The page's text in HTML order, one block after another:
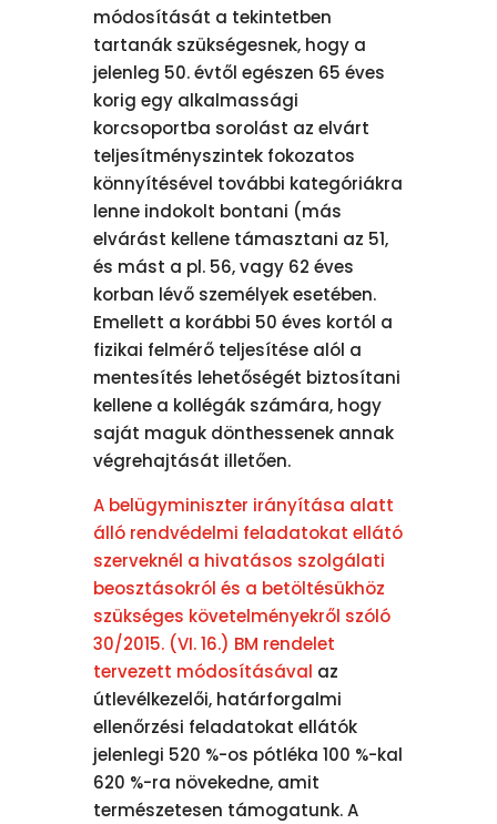
módosítását a tekintetben
tartanák szükségesnek, hogy a
jelenleg 50. évtől egészen 65 éves
korig egy alkalmassági
korcsoportba sorolást az elvárt
teljesítményszintek fokozatos
könnyítésével további kategóriákra
lenne indokolt bontani (más
elvárást kellene támasztani az 51,
és mást a pl. 56, vagy 62 éves
korban lévő személyek esetében.
Emellett a korábbi 50 éves kortól a
fizikai felmérő teljesítése alól a
mentesítés lehetőségét biztosítani
kellene a kollégák számára, hogy
saját maguk dönthessenek annak
végrehajtását illetően.
A belügyminiszter irányítása alatt
álló rendvédelmi feladatokat ellátó
szerveknél a hivatásos szolgálati
beosztásokról és a betöltésükhöz
szükséges követelményekről szóló
30/2015. (VI. 16.) BM rendelet
tervezett módosításával az
útlevélkezelői, határforgalmi
ellenőrzési feladatokat ellátók
jelenlegi 520 %-os pótléka 100 %-kal
620 %-ra növekedne, amit
természetesen támogatunk. A